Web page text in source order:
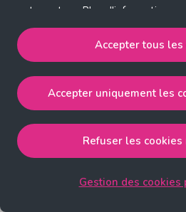
entre autres. Plus d'informations
Cliquez sur 'Gestion des cookies
Notre politique de cookies
Accepter tous les cookies
strictement nécessaires,
publicité ciblée.
Accepter uniquement les
les cookies strictement
Accepter tous les
Accepter uniquement les
Refuser les
Gestion des cookies